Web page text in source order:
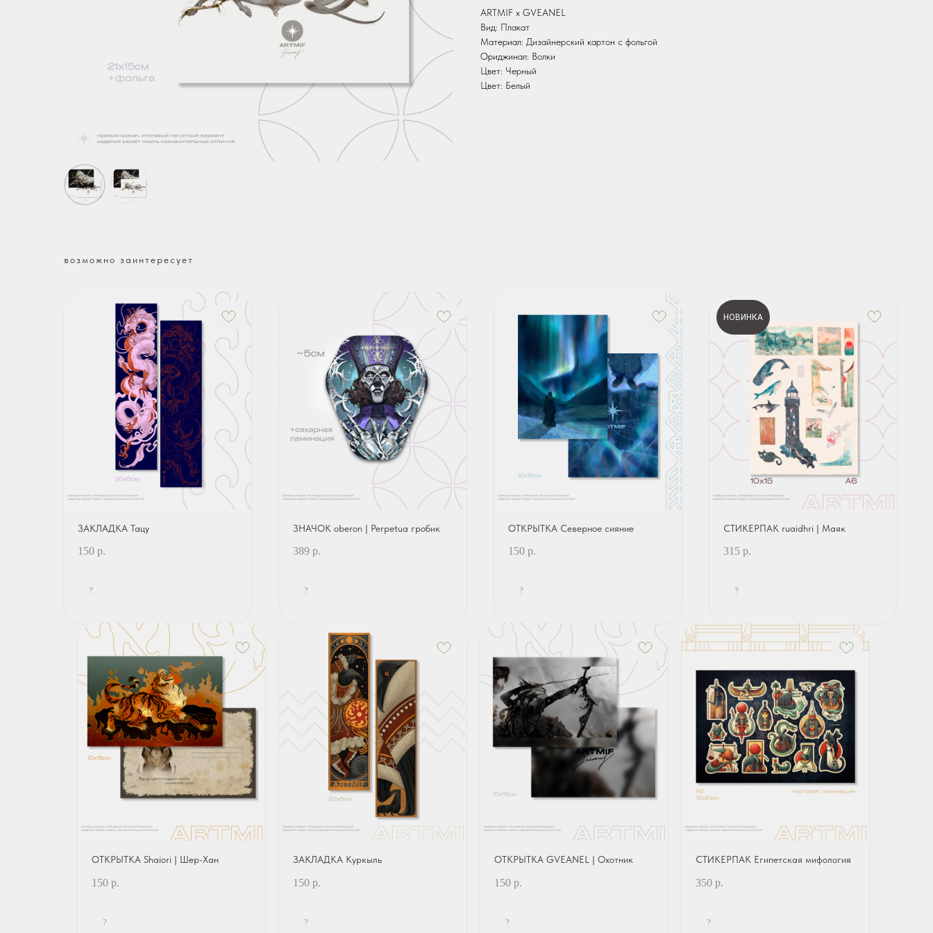
ARTMIF х GVEANEL
Вид: Плакат
Материал: Дизайнерский картон с фольгой
Ориджинал: Волки
Цвет: Черный
Цвет: Белый
возможно заинтересует
ЗАКЛАДКА Тацу
150 р.
?
ЗНАЧОК oberon | Perpetua гробик
389 р.
?
ОТКРЫТКА Северное сияние
150 р.
?
НОВИНКА
СТИКЕРПАК ruaidhri | Маяк
315 р.
?
ОТКРЫТКА Shaiori | Шер-Хан
150 р.
?
ЗАКЛАДКА Куркыль
150 р.
?
ОТКРЫТКА GVEANEL | Охотник
150 р.
?
СТИКЕРПАК Египетская мифология
350 р.
?